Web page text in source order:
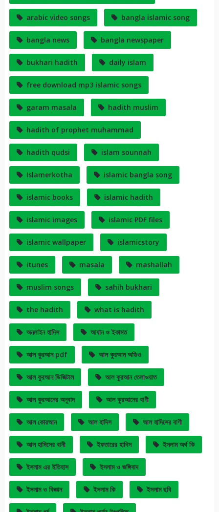
arabic video songs bangla islamic song
bangla news bangla newspaper
bukhari hadith daily islam
free download mp3 islamic songs
garam masala hadith muslim
hadith of prophet muhammad
hadith qudsi islam sounnah
Islamerkotha islamic bangla song
islamic books islamic hadith
islamic images islamic PDF files
islamic wallpaper islamicstory
itunes masala mashallah
muslim songs sahih bukhari
the hadith what is hadith
অনলাইন হাদিস আযান ও ইকামত
আল কুরআন pdf আল কুরআন অডিও
আল কুরআন ডিজিটাল আল কুরআন তেলাওয়াত
আল কুরআনের অনুবাদ আল কুরআনের বাণী
আল কোরআন আল হাদিস আল হাদিসের বাণী
আল হাদিসের বানী ইফতারের হাদিস ইসলাম অর্থ কি
ইসলাম এর ইতিহাস ইসলাম ও জঙ্গিবাদ
ইসলাম ও বিজ্ঞান ইসলাম কি ইসলাম ছবি